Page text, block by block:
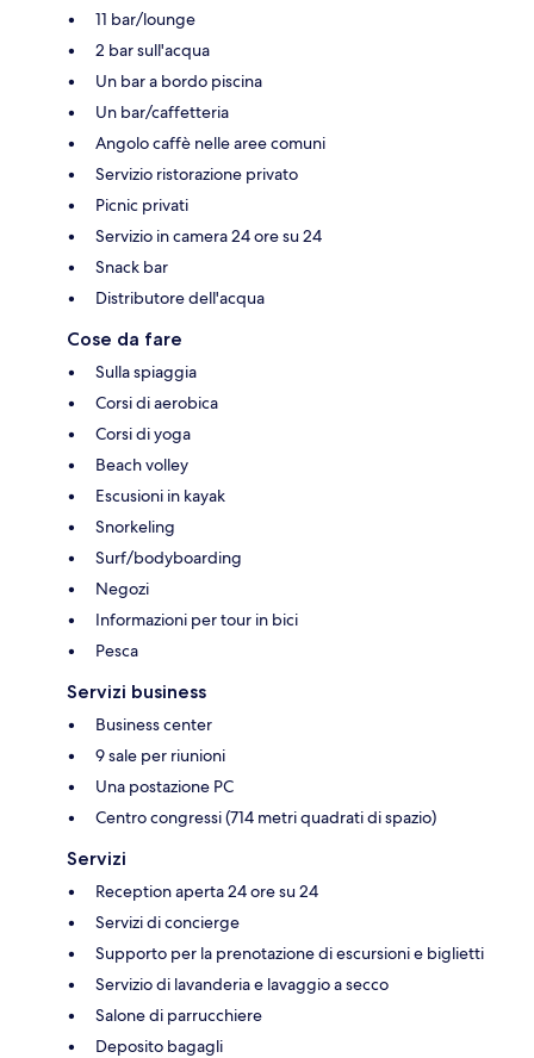
11 bar/lounge
2 bar sull'acqua
Un bar a bordo piscina
Un bar/caffetteria
Angolo caffè nelle aree comuni
Servizio ristorazione privato
Picnic privati
Servizio in camera 24 ore su 24
Snack bar
Distributore dell'acqua
Cose da fare
Sulla spiaggia
Corsi di aerobica
Corsi di yoga
Beach volley
Escusioni in kayak
Snorkeling
Surf/bodyboarding
Negozi
Informazioni per tour in bici
Pesca
Servizi business
Business center
9 sale per riunioni
Una postazione PC
Centro congressi (714 metri quadrati di spazio)
Servizi
Reception aperta 24 ore su 24
Servizi di concierge
Supporto per la prenotazione di escursioni e biglietti
Servizio di lavanderia e lavaggio a secco
Salone di parrucchiere
Deposito bagagli